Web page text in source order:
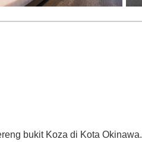
bukit Koza di Kota Okinawa.